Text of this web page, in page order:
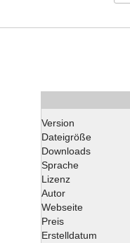
Version
Dateigröße
Downloads
Sprache
Lizenz
Autor
Webseite
Preis
Erstelldatum